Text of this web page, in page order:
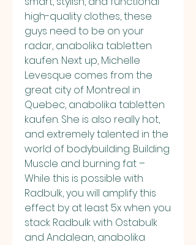
high-quality clothes, these
guys need to be on your
radar, anabolika tabletten
kaufen. Next up, Michelle
Levesque comes from the
great city of Montreal in
Quebec, anabolika tabletten
kaufen. She is also really hot,
and extremely talented in the
world of bodybuilding. Building
Muscle and burning fat –
While this is possible with
Radbulk, you will amplify this
effect by at least 5x when you
stack Radbulk with Ostabulk
and Andalean, anabolika